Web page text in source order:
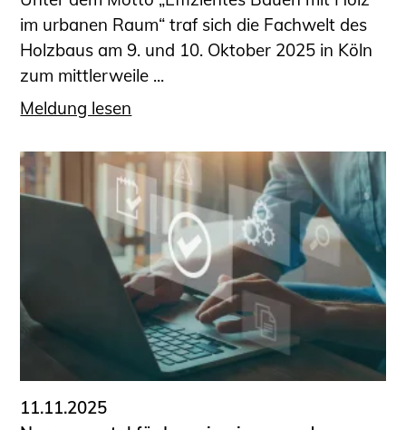
im urbanen Raum“ traf sich die Fachwelt des
Holzbaus am 9. und 10. Oktober 2025 in Köln
zum mittlerweile ...
Meldung lesen
11.11.2025